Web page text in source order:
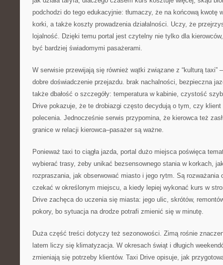
podchodzi do tego edukacyjnie: tłumaczy, że na końcową kwotę
korki, a także koszty prowadzenia działalności. Uczy, że
lojalność. Dzięki temu portal jest czytelny nie tylko dla
być bardziej świadomymi pasażerami.
W serwisie przewijają się również wątki związane z “kulturą
dobre doświadczenie przejazdu. brak nachalności, bezpieczna
także dbałość o szczegóły: temperatura w kabinie, czystość
Drive pokazuje, że te drobiazgi często decydują o tym, czy
polecenia. Jednocześnie serwis przypomina, że kierowca też
granice w relacji kierowca–pasażer są ważne.
Ponieważ taxi to ciągła jazda, portal dużo miejsca poświęca
wybierać trasy, żeby unikać bezsensownego stania w korkach,
rozpraszania, jak obserwować miasto i jego rytm. Są rozważania
czekać w określonym miejscu, a kiedy lepiej wykonać kurs w
Drive zachęca do uczenia się miasta: jego ulic, skrótów,
pokory, bo sytuacja na drodze potrafi zmienić się w minutę.
Duża część treści dotyczy też sezonowości. Zimą rośnie
latem liczy się klimatyzacja. W okresach świąt i długich
zmieniają się potrzeby klientów. Taxi Drive opisuje, jak